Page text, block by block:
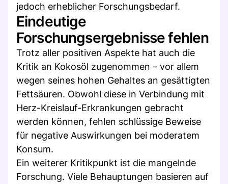
jedoch erheblicher Forschungsbedarf.
Eindeutige
Forschungsergebnisse fehlen
Trotz aller positiven Aspekte hat auch die
Kritik an Kokosöl zugenommen – vor allem
wegen seines hohen Gehaltes an gesättigten
Fettsäuren. Obwohl diese in Verbindung mit
Herz-Kreislauf-Erkrankungen gebracht
werden können, fehlen schlüssige Beweise
für negative Auswirkungen bei moderatem
Konsum.
Ein weiterer Kritikpunkt ist die mangelnde
Forschung. Viele Behauptungen basieren auf